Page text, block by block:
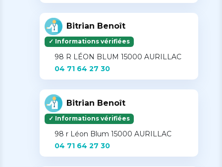
Bitrian Benoît
✓ Informations vérifiées
98 R LÉON BLUM 15000 AURILLAC
04 71 64 27 30
Bitrian Benoît
✓ Informations vérifiées
98 r Léon Blum 15000 AURILLAC
04 71 64 27 30